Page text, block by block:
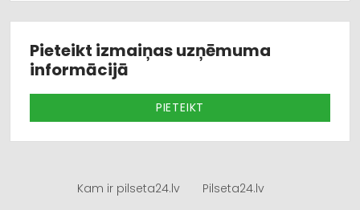
Pieteikt izmaiņas uzņēmuma
informācijā
PIETEIKT
Kam ir pilseta24.lv Pilseta24.lv